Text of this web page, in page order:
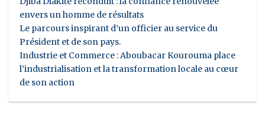
envers un homme de résultats
Le parcours inspirant d’un officier au service du
Président et de son pays.
Industrie et Commerce : Aboubacar Kourouma place
l’industrialisation et la transformation locale au cœur
de son action